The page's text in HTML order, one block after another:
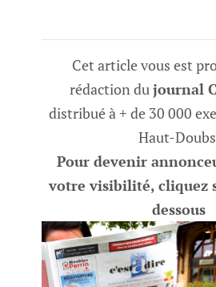
Cet article vous est
rédaction dujournal
distribué à + de 30 000
Haut-
Pour devenir
votre visibilité, cliquez
dessous